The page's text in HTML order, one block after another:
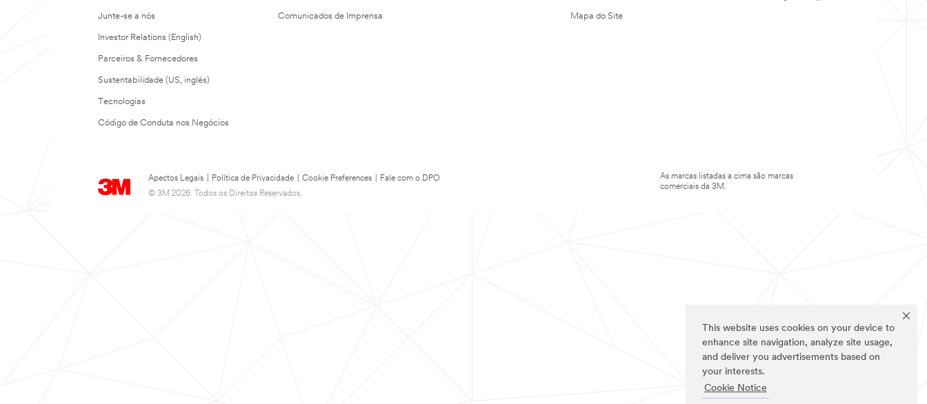
This website uses cookies on your device to
enhance site navigation, analyze site usage,
and deliver you advertisements based on
your interests.
Cookie Notice
Junte-se a nós
Investor Relations (English)
Parceiros & Fornecedores
Sustentabilidade (US, inglés)
Tecnologias
Código de Conduta nos Negócios
Comunicados de Imprensa Mapa do Site
Apectos Legais Política de Privacidade Cookie Preferences
Fale com o DPO
© 3M 2026. Todos os Direitos Reservados.
As marcas listadas a cima são marcas
comerciais da 3M.